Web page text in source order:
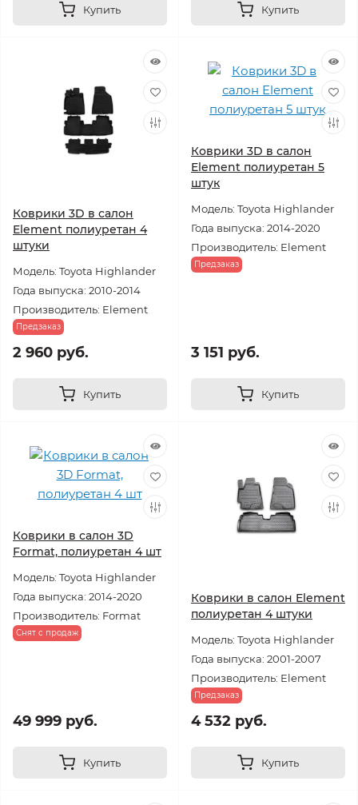
Купить Купить
Коврики 3D в салон
Element полиуретан 4
штуки
Модель: Toyota Highlander
Года выпуска: 2010-2014
Производитель: Element
Предзаказ
2 960 руб.
Купить
Коврики 3D в салон
Element полиуретан 5
штук
Модель: Toyota Highlander
Года выпуска: 2014-2020
Производитель: Element
Предзаказ
3 151 руб.
Купить
Коврики в салон 3D
Format, полиуретан 4 шт
Модель: Toyota Highlander
Года выпуска: 2014-2020
Производитель: Format
Снят с продаж
49 999 руб.
Купить
Коврики в салон Element
полиуретан 4 штуки
Модель: Toyota Highlander
Года выпуска: 2001-2007
Производитель: Element
Предзаказ
4 532 руб.
Купить